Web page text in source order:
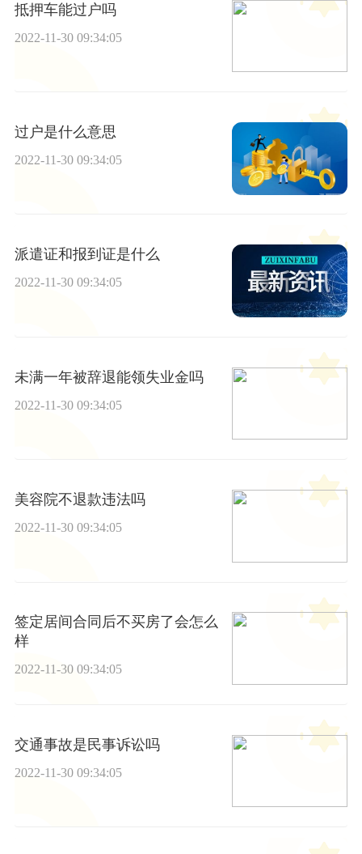
抵押车能过户吗
2022-11-30 09:34:05
过户是什么意思
2022-11-30 09:34:05
派遣证和报到证是什么
2022-11-30 09:34:05
未满一年被辞退能领失业金吗
2022-11-30 09:34:05
美容院不退款违法吗
2022-11-30 09:34:05
签定居间合同后不买房了会怎么
样
2022-11-30 09:34:05
交通事故是民事诉讼吗
2022-11-30 09:34:05